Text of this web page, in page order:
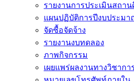
รายงานการประเมินสถา
แผนปฏิบัติการปีงบประมา
จัดซื้อจัดจ้าง
รายงานงบทดลอง
ภาพกิจกรรม
เผยแพร่ผลงานทางวิชากา